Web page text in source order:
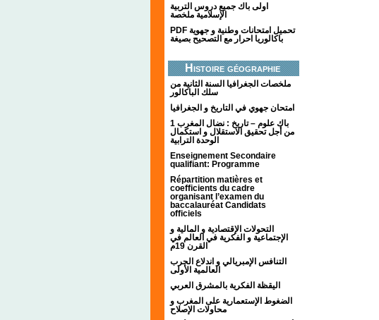
اولى باك جميع دروس التربية
الإسلامية ملخصة
PDF تحميل امتحانات وطنية و جهوية
باكالوريا احرار مع التصحيح بصيغة
Histoire géographie
ملخصات الجغرافيا السنة الثانية من
سلك الباكالور
امتحان جهوي في التاريخ و الجغرافيا
1 باك علوم – تاريخ : نضال المغرب
من أجل تحقيق الاستقلال و استكمال
الوحدة الترابية
Enseignement Secondaire
qualifiant: Programme
Répartition matières et
coefficients du cadre
organisant l’examen du
baccalauréat Candidats
officiels
التحولات الإقتصادية و المالية و
الإجتماعية و الفكرية في العالم في
القرن 19م
التنافس الإمبريالي و اندلاع الحرب
العالمية الأولى
اليقظة الفكرية بالمشرق العربي
الضغوط الإستعمارية على المغرب و
محاولات الإصلاح